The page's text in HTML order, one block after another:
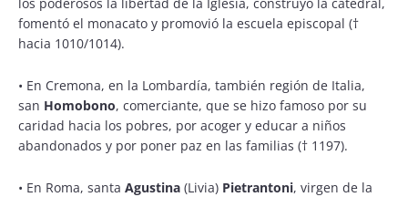
fomentó el monacato y promovió la escuela episcopal (†
hacia 1010/1014).
• En Cremona, en la Lombardía, también región de Italia,
san Homobono, comerciante, que se hizo famoso por su
caridad hacia los pobres, por acoger y educar a niños
abandonados y por poner paz en las familias († 1197).
• En Roma, santa Agustina (Livia) Pietrantoni, virgen de la